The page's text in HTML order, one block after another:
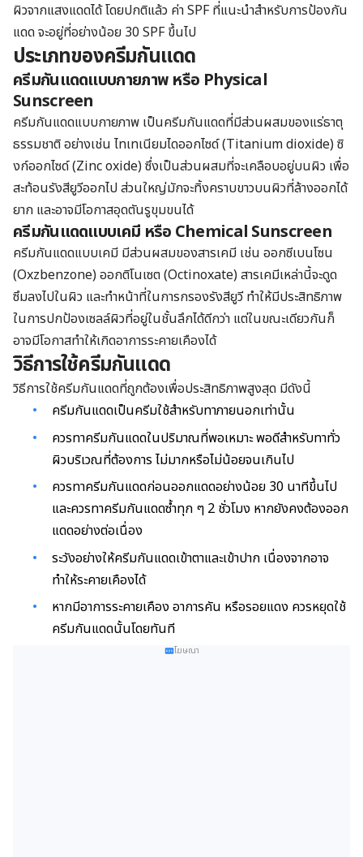
ผิวจากแสงแดดได้ โดยปกติแล้ว ค่า SPF ที่แนะนำสำหรับการป้องกัน
แดด จะอยู่ที่อย่างน้อย 30 SPF ขึ้นไป
ประเภทของครีมกันแดด
ครีมกันแดดแบบกายภาพ หรือ Physical
Sunscreen
ครีมกันแดดแบบกายภาพ เป็นครีมกันแดดที่มีส่วนผสมของแร่ธาตุ
ธรรมชาติ อย่างเช่น ไทเทเนียมไดออกไซด์ (Titanium dioxide) ซิ
งก์ออกไซด์ (Zinc oxide) ซึ่งเป็นส่วนผสมที่จะเคลือบอยู่บนผิว เพื่อ
สะท้อนรังสียูวีออกไป ส่วนใหญ่มักจะทิ้งคราบขาวบนผิวที่ล้างออกได้
ยาก และอาจมีโอกาสอุดตันรูขุมขนได้
ครีมกันแดดแบบเคมี หรือ Chemical Sunscreen
ครีมกันแดดแบบเคมี มีส่วนผสมของสารเคมี เช่น ออกซีเบนโซน
(Oxzbenzone) ออกติโนเซต (Octinoxate) สารเคมีเหล่านี้จะดูด
ซึมลงไปในผิว และทำหน้าที่ในการกรองรังสียูวี ทำให้มีประสิทธิภาพ
ในการปกป้องเซลล์ผิวที่อยู่ในชั้นลึกได้ดีกว่า แต่ในขณะเดียวกันก็
อาจมีโอกาสทำให้เกิดอาการระคายเคืองได้
วิธีการใช้ครีมกันแดด
วิธีการใช้ครีมกันแดดที่ถูกต้องเพื่อประสิทธิภาพสูงสุด มีดังนี้
ครีมกันแดดเป็นครีมใช้สำหรับทาภายนอกเท่านั้น
ควรทาครีมกันแดดในปริมาณที่พอเหมาะ พอดีสำหรับทาทั่ว
ผิวบริเวณที่ต้องการ ไม่มากหรือไม่น้อยจนเกินไป
ควรทาครีมกันแดดก่อนออกแดดอย่างน้อย 30 นาทีขึ้นไป
และควรทาครีมกันแดดซ้ำทุก ๆ 2 ชั่วโมง หากยังคงต้องออก
แดดอย่างต่อเนื่อง
ระวังอย่างให้ครีมกันแดดเข้าตาและเข้าปาก เนื่องจากอาจ
ทำให้ระคายเคืองได้
หากมีอาการระคายเคือง อาการคัน หรือรอยแดง ควรหยุดใช้
ครีมกันแดดนั้นโดยทันที
โฆษณา